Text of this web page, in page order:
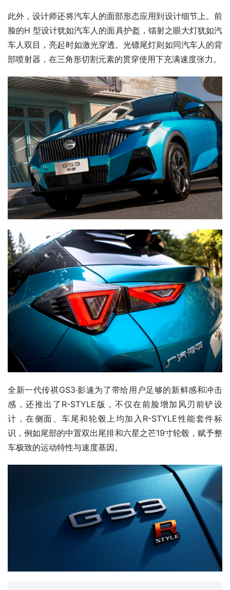
此外，设计师还将汽车人的面部形态应用到设计细节上。前
脸的H 型设计犹如汽车人的面具护盔，镭射之眼大灯犹如汽
车人双目，亮起时如激光穿透。光镖尾灯则如同汽车人的背
部喷射器，在三角形切割元素的贯穿使用下充满速度张力。
全新一代传祺GS3·影速为了带给用户足够的新鲜感和冲击
感，还推出了R-STYLE版，不仅在前脸增加风刃前铲设
计，在侧面、车尾和轮毂上均加入R-STYLE性能套件标
识，例如尾部的中置双出尾排和六星之芒19寸轮毂，赋予整
车极致的运动特性与速度基因。